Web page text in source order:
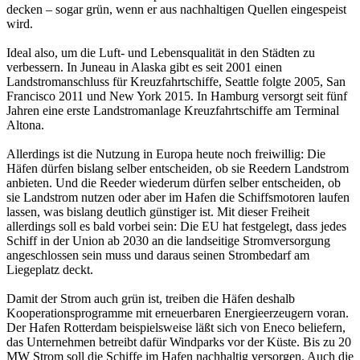
decken – sogar grün, wenn er aus nachhaltigen Quellen eingespeist
wird.
Ideal also, um die Luft- und Lebensqualität in den Städten zu
verbessern. In Juneau in Alaska gibt es seit 2001 einen
Landstromanschluss für Kreuzfahrtschiffe, Seattle folgte 2005, San
Francisco 2011 und New York 2015. In Hamburg versorgt seit fünf
Jahren eine erste Landstromanlage Kreuzfahrtschiffe am Terminal
Altona.
Allerdings ist die Nutzung in Europa heute noch freiwillig: Die
Häfen dürfen bislang selber entscheiden, ob sie Reedern Landstrom
anbieten. Und die Reeder wiederum dürfen selber entscheiden, ob
sie Landstrom nutzen oder aber im Hafen die Schiffsmotoren laufen
lassen, was bislang deutlich günstiger ist. Mit dieser Freiheit
allerdings soll es bald vorbei sein: Die EU hat festgelegt, dass jedes
Schiff in der Union ab 2030 an die landseitige Stromversorgung
angeschlossen sein muss und daraus seinen Strombedarf am
Liegeplatz deckt.
Damit der Strom auch grün ist, treiben die Häfen deshalb
Kooperationsprogramme mit erneuerbaren Energieerzeugern voran.
Der Hafen Rotterdam beispielsweise läßt sich von Eneco beliefern,
das Unternehmen betreibt dafür Windparks vor der Küste. Bis zu 20
MW Strom soll die Schiffe im Hafen nachhaltig versorgen. Auch die